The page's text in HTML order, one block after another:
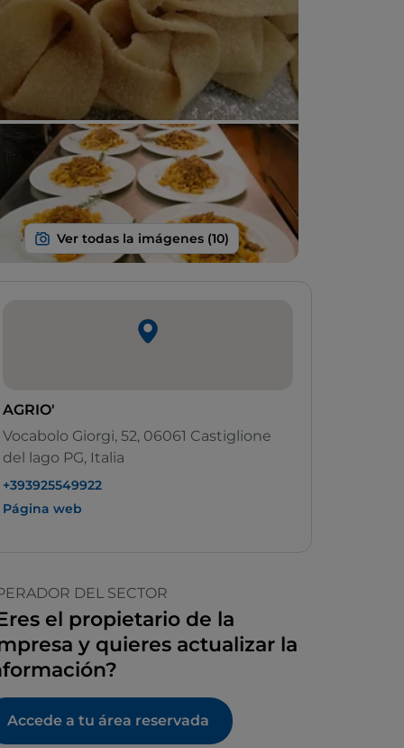
AGRIO'
Vocabolo Giorgi, 52, 06061 Castiglione
del lago PG, Italia
+393925549922
Página web
DEL SECTOR
el propietario de la
y quieres actualizar la
Accede a tu área reservada